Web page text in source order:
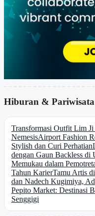
Hiburan & Pariwisata
Transformasi Outfit Lim
NemesisAirport Fashion
Stylish dan Curi Perhatian
dengan Gaun Backless di
Memukau dalam
Tahun KarierTamu Artis
dan Nadech Kugimiya,
Pepito Market: Destinasi
Senggigi